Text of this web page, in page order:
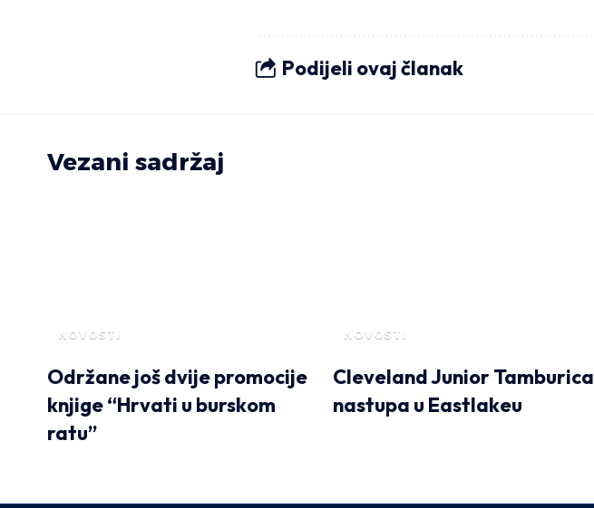
Podijeli ovaj članak
Vezani sadržaj
NOVOSTI
Održane još dvije promocije
knjige “Hrvati u burskom
ratu”
NOVOSTI
Cleveland Junior Tamburica
nastupa u Eastlakeu